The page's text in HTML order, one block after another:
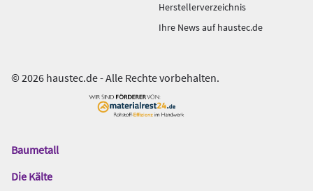
Herstellerverzeichnis
Ihre News auf haustec.de
© 2026 haustec.de - Alle Rechte vorbehalten.
Das
Gentner
Baumetall
Die Kälte